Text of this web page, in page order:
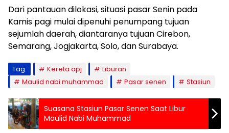
Dari pantauan dilokasi, situasi pasar Senin pada
Kamis pagi mulai dipenuhi penumpang tujuan
sejumlah daerah, diantaranya tujuan Cirebon,
Semarang, Jogjakarta, Solo, dan Surabaya.
Tag: Kereta apj
Liburan
Maulid nabi muhammad
Pasar senen Stasiun
Suasana Stasiun Pasar Senen Saat Libur
Maulid Nabi Muhammad